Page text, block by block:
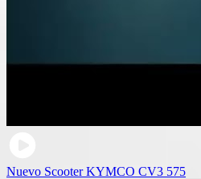
Nuevo Scooter KYMCO CV3 575